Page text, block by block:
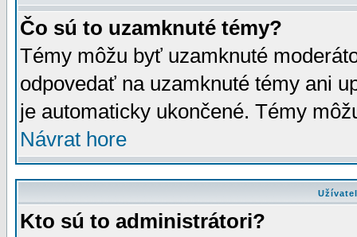
Čo sú to uzamknuté témy?
Témy môžu byť uzamknuté
odpovedať na uzamknuté témy ani
je automaticky ukončené. Témy
Návrat hore
Kto sú to administrátori?